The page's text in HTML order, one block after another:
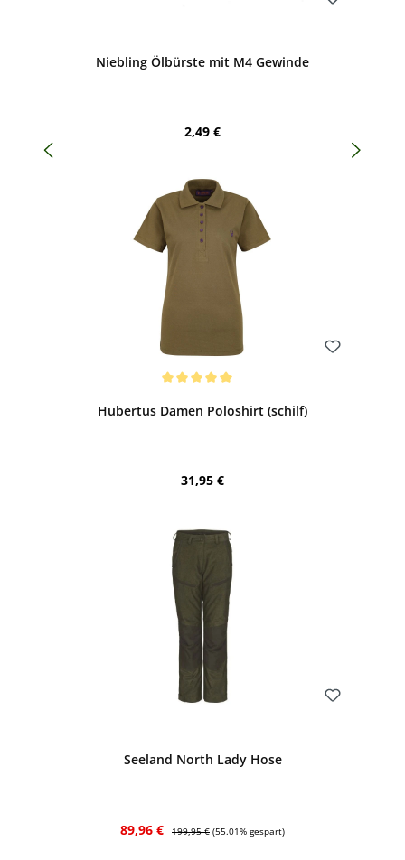
Niebling Ölbürste mit M4 Gewinde
Regulärer Preis:
2,49 €
Hubertus Damen Poloshirt (schilf)
Regulärer Preis:
31,95 €
Seeland North Lady Hose
Verkaufspreis:
89,96 € 199,95 € (55.01% gespart)